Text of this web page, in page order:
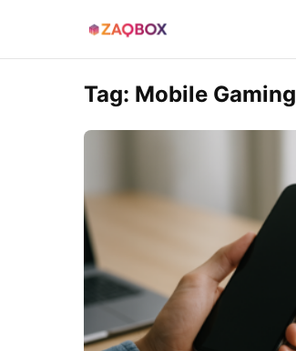
Tag: Mobile Gaming